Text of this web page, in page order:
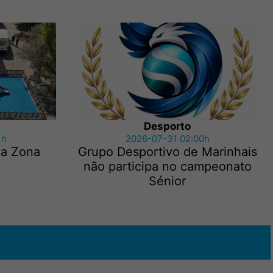
Zona
Desporto
2026-07-31 02:00h
Grupo Desportivo de Marinhais
não participa no campeonato
Sénior